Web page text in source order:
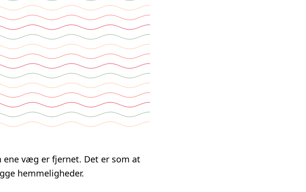
væg er fjernet. Det er som at
hemmeligheder.